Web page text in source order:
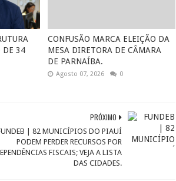
DE 34
CONFUSÃO MARCA ELEIÇÃO DA
MESA DIRETORA DE CÂMARA
DE PARNAÍBA.
Agosto 07, 2026 0
PRÓXIMO
| 82 MUNICÍPIOS DO PIAUÍ
PODEM PERDER RECURSOS POR
FISCAIS; VEJA A LISTA
DAS CIDADES.